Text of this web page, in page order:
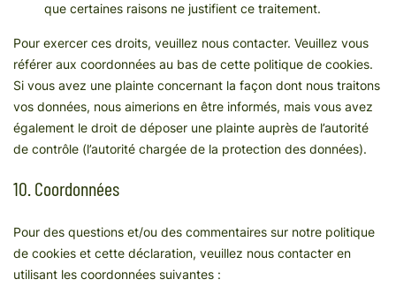
que certaines raisons ne justifient ce traitement.
Pour exercer ces droits, veuillez nous contacter. Veuillez vous
référer aux coordonnées au bas de cette politique de cookies.
Si vous avez une plainte concernant la façon dont nous traitons
vos données, nous aimerions en être informés, mais vous avez
également le droit de déposer une plainte auprès de l’autorité
de contrôle (l’autorité chargée de la protection des données).
10. Coordonnées
Pour des questions et/ou des commentaires sur notre politique
de cookies et cette déclaration, veuillez nous contacter en
utilisant les coordonnées suivantes :